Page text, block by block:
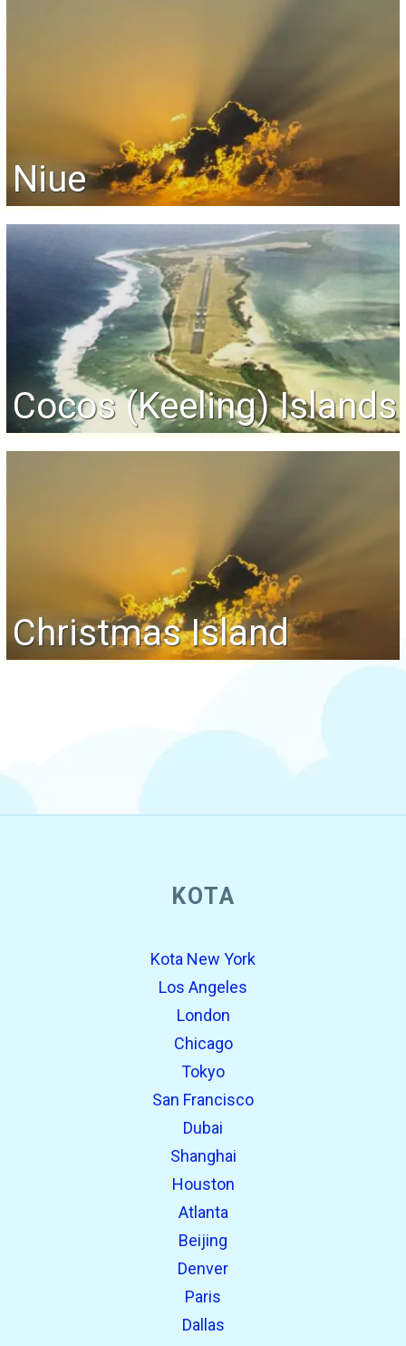
Niue
Cocos (Keeling) Islands
Christmas Island
KOTA
Kota New York
Los Angeles
London
Chicago
Tokyo
San Francisco
Dubai
Shanghai
Houston
Atlanta
Beijing
Denver
Paris
Dallas